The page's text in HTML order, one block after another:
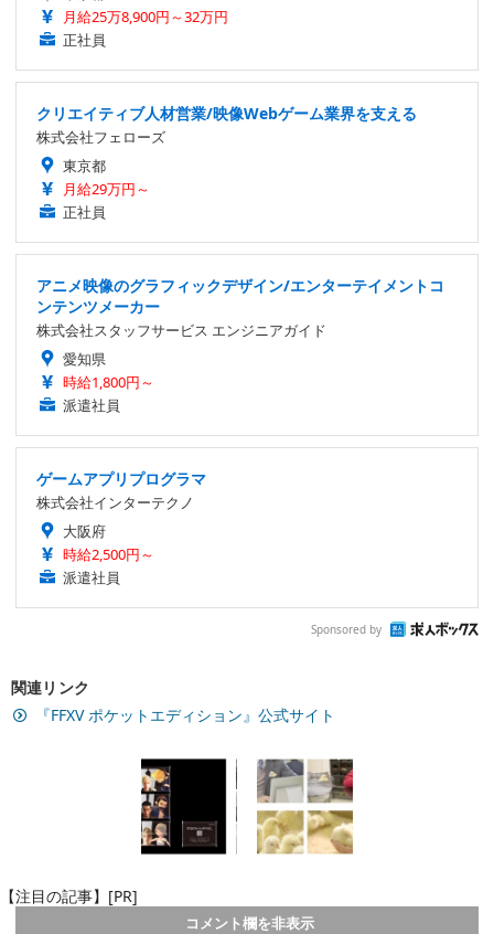
月給25万8,900円～32万円
正社員
クリエイティブ人材営業/映像Webゲーム業界を支える
株式会社フェローズ
東京都
月給29万円～
正社員
アニメ映像のグラフィックデザイン/エンターテイメントコ
ンテンツメーカー
株式会社スタッフサービス エンジニアガイド
愛知県
時給1,800円～
派遣社員
ゲームアプリプログラマ
株式会社インターテクノ
大阪府
時給2,500円～
派遣社員
Sponsored by
関連リンク
『FFXV ポケットエディション』公式サイト
【注目の記事】[PR]
コメント欄を非表示